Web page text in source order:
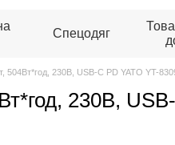
Спецодяг
504Вт*год, 230В, USB-C PD YATO YT-
230В,